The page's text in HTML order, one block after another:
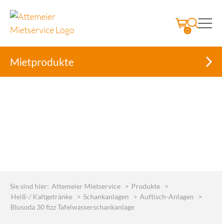
0
Mietprodukte
content
Sie sind hier: Attemeier Mietservice > Produkte >
Heiß-/ Kaltgetränke > Schankanlagen > Auftisch-Anlagen
>
Blusoda 30 fizz Tafelwasserschankanlage